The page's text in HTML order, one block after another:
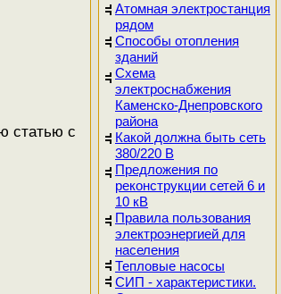
Атомная электростанция
рядом
Способы отопления
зданий
Схема
электроснабжения
Каменско-Днепровского
района
Какой должна быть сеть
380/220 В
Предложения по
реконструкции сетей 6 и
10 кВ
Правила пользования
электроэнергией для
населения
Тепловые насосы
СИП - характеристики.
статью с